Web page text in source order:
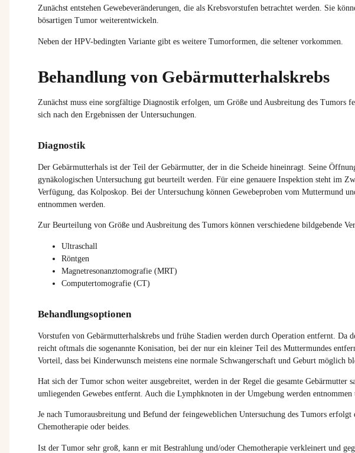
Zunächst entstehen Gewebeveränderungen, die als Krebsvorstufen betrachtet werden. Sie
bösartigen Tumor weiterentwickeln.
Neben der HPV-bedingten Variante gibt es weitere Tumorformen, die seltener vorkommen.
Behandlung von Gebärmutterhalskrebs
Zunächst muss eine sorgfältige Diagnostik erfolgen, um Größe und Ausbreitung des Tumors
sich nach den Ergebnissen der Untersuchungen.
Diagnostik
Der Gebärmutterhals ist der Teil der Gebärmutter, der in die Scheide hineinragt. Seine
gynäkologischen Untersuchung gut beurteilt werden. Für eine genauere Inspektion steht im
Verfügung, das Kolposkop. Bei der Untersuchung können Gewebeproben vom Muttermund
entnommen werden.
Zur Beurteilung von Größe und Ausbreitung des Tumors können verschiedene bildgebende
Ultraschall
Röntgen
Magnetresonanztomografie (MRT)
Computertomografie (CT)
Behandlungsoptionen
Vorstufen von Gebärmutterhalskrebs und frühe Stadien werden durch Operation entfernt. Da
reicht oftmals die sogenannte Konisation, bei der nur ein kleiner Teil des Muttermundes
Vorteil, dass bei Kinderwunsch meistens eine normale Schwangerschaft und Geburt möglich
Hat sich der Tumor schon weiter ausgebreitet, werden in der Regel die gesamte Gebärmutter
umliegenden Gewebes entfernt. Auch die Lymphknoten in der Umgebung werden
Je nach Tumorausbreitung und Befund der feingeweblichen Untersuchung des Tumors erfolgt
Chemotherapie oder beides.
Ist der Tumor sehr groß, kann er mit Bestrahlung und/oder Chemotherapie verkleinert und